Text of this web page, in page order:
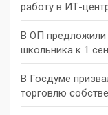
работу в ИТ-
В ОП предложили
школьника к 1
В Госдуме
торговлю